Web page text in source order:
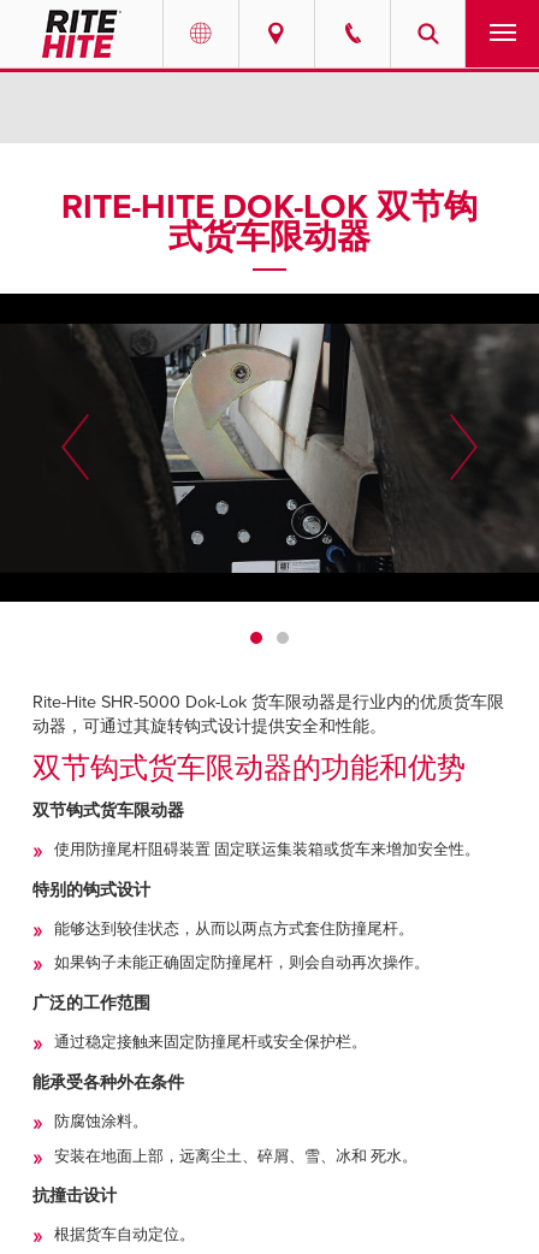
EUROPE
English
ASIA PACIFIC
English
中文
MIDDLE EAST/AFRICA
English
解决方案
走进瑞泰
联系我们
新闻
资源中心
帮助
查找销售代表
RITE-HITE DOK-LOK 双节钩
式货车限动器
Rite-Hite SHR-5000 Dok-Lok 货车限动器是行业内的优质货车限
动器，可通过其旋转钩式设计提供安全和性能。
双节钩式货车限动器的功能和优势
双节钩式货车限动器
使用防撞尾杆阻碍装置 固定联运集装箱或货车来增加安全性。
特别的钩式设计
能够达到较佳状态，从而以两点方式套住防撞尾杆。
如果钩子未能正确固定防撞尾杆，则会自动再次操作。
广泛的工作范围
通过稳定接触来固定防撞尾杆或安全保护栏。
能承受各种外在条件
防腐蚀涂料。
安装在地面上部，远离尘土、碎屑、雪、冰和 死水。
抗撞击设计
根据货车自动定位。